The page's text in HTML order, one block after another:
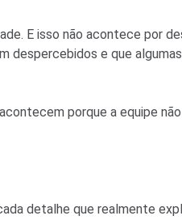
E isso não acontece por
despercebidos e que
porque a equipe
detalhe que realmente